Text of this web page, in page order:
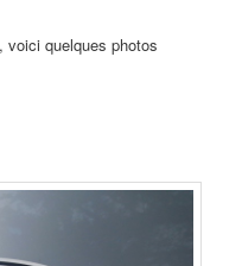
voici quelques photos